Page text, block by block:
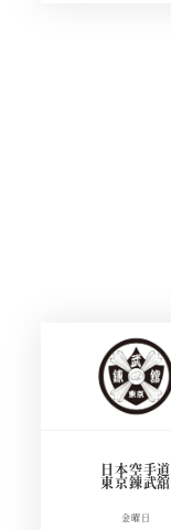
日本空手道
東京錬武舘
金曜日